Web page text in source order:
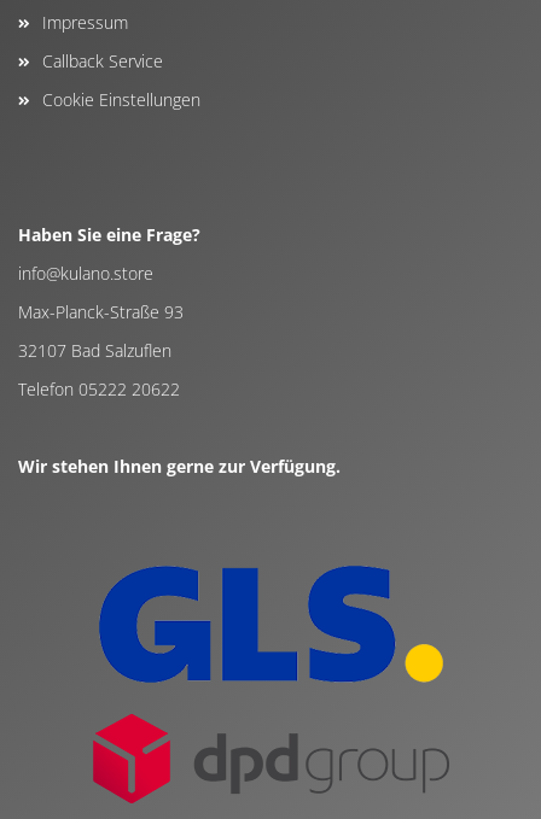
Impressum
Callback Service
Cookie Einstellungen
Haben Sie eine Frage?
info@kulano.store
Max-Planck-Straße 93
32107 Bad Salzuflen
Telefon 05222 20622
Wir stehen Ihnen gerne zur Verfügung.